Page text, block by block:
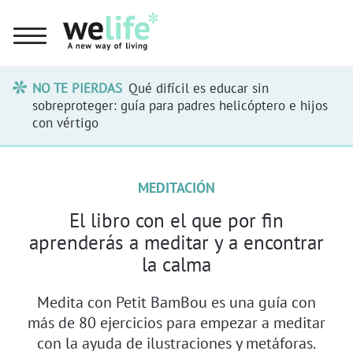
NO TE PIERDAS Qué difícil es educar sin
sobreproteger: guía para padres helicóptero e hijos
con vértigo
MEDITACIÓN
El libro con el que por fin
aprenderás a meditar y a encontrar
la calma
Medita con Petit BamBou es una guía con
más de 80 ejercicios para empezar a meditar
con la ayuda de ilustraciones y metáforas.